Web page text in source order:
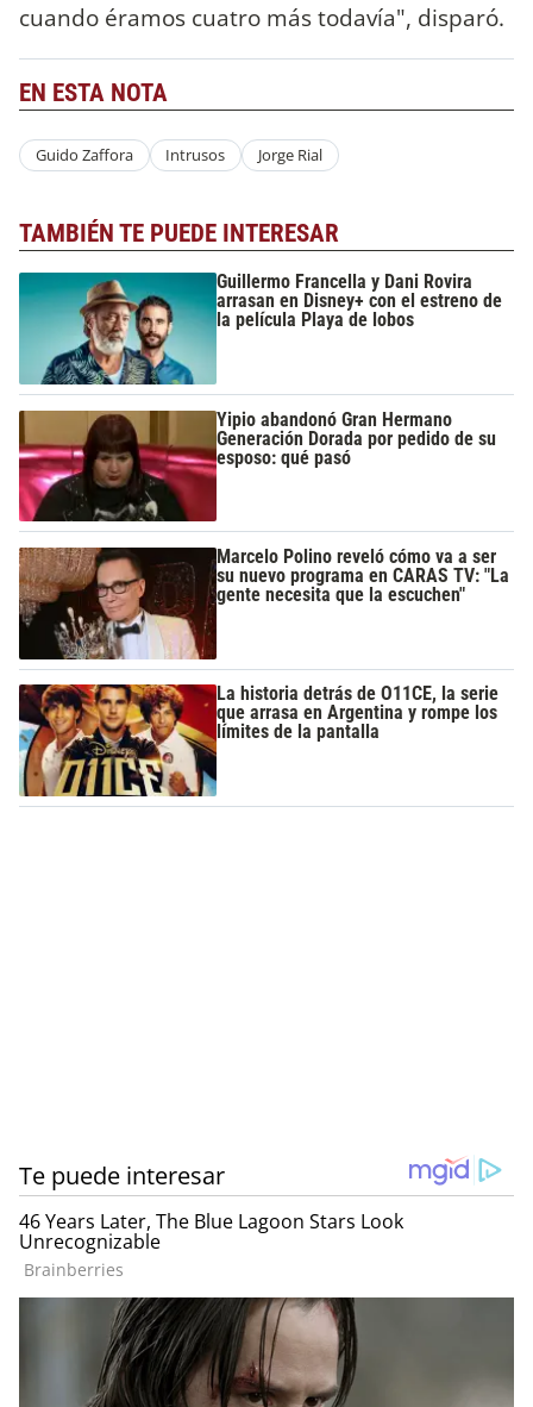
cuando éramos cuatro más todavía", disparó.
EN ESTA NOTA
Guido Zaffora Intrusos Jorge Rial
TAMBIÉN TE PUEDE INTERESAR
Guillermo Francella y Dani Rovira
arrasan en Disney+ con el estreno de
la película Playa de lobos
Yipio abandonó Gran Hermano
Generación Dorada por pedido de su
esposo: qué pasó
Marcelo Polino reveló cómo va a ser
su nuevo programa en CARAS TV: "La
gente necesita que la escuchen"
La historia detrás de O11CE, la serie
que arrasa en Argentina y rompe los
límites de la pantalla